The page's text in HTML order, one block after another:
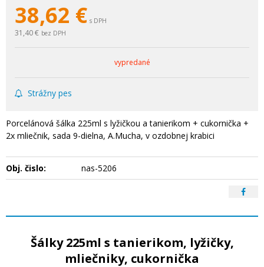
38,62 € s DPH
31,40 € bez DPH
vypredané
Strážny pes
Porcelánová šálka 225ml s lyžičkou a tanierikom + cukornička +
2x mliečnik, sada 9-dielna, A.Mucha, v ozdobnej krabici
Obj. čislo: nas-5206
Šálky 225ml s tanierikom, lyžičky,
mliečniky, cukornička